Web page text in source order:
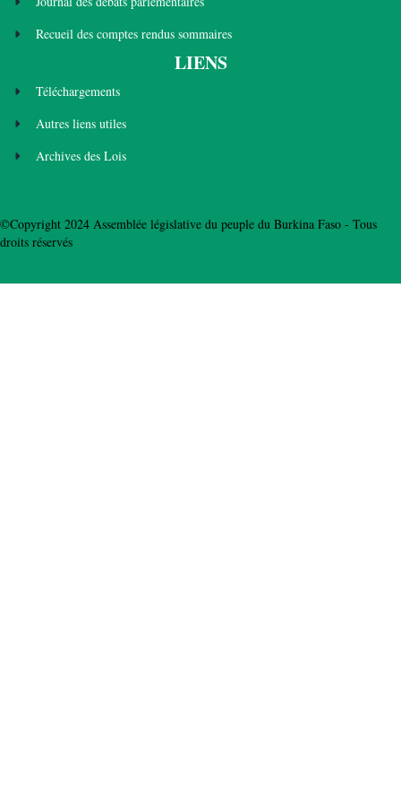
Recueil des comptes rendus sommaires
LIENS
Téléchargements
Autres liens utiles
Archives des Lois
©Copyright 2024 Assemblée législative du peuple du Burkina Faso - Tous
droits réservés